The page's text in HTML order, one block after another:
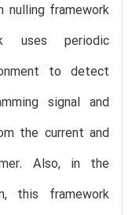
nulling framework
uses periodic
to detect
signal and
the current and
Also, in the
this framework